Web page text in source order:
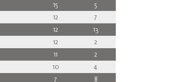
15
5
12
7
12
13
12
2
11
2
10
4
7 8